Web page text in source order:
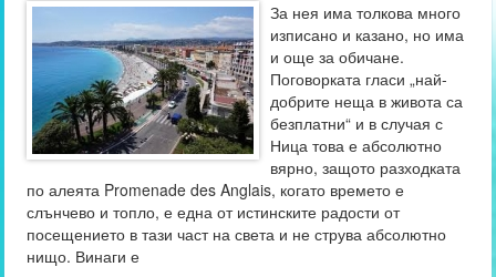
За нея има толкова много
изписано и казано, но има
и още за обичане.
Поговорката гласи „най-
добрите неща в живота са
безплатни“ и в случая с
Ница това е абсолютно
вярно, защото разходката
по алеята Promenade des Anglais, когато времето е
слънчево и топло, е една от истинските радости от
посещението в тази част на света и не струва абсолютно
нищо. Винаги е